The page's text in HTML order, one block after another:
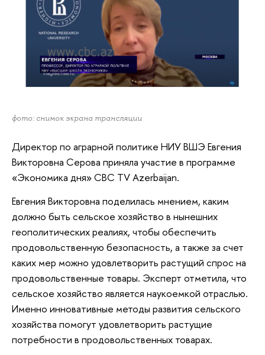
фото: снимок экрана трансляции
Директор по аграрной политике НИУ ВШЭ Евгения
Викторовна Серова приняла участие в программе
«Экономика дня» CBC TV Azerbaijan.
Евгения Викторовна поделилась мнением, каким
должно быть сельское хозяйство в нынешних
геополитических реалиях, чтобы обеспечить
продовольственную безопасность, а также за счет
каких мер можно удовлетворить растущий спрос на
продовольственные товары. Эксперт отметила, что
сельское хозяйство является наукоемкой отраслью.
Именно инновативные методы развития сельского
хозяйства помогут удовлетворить растущие
потребности в продовольственных товарах.